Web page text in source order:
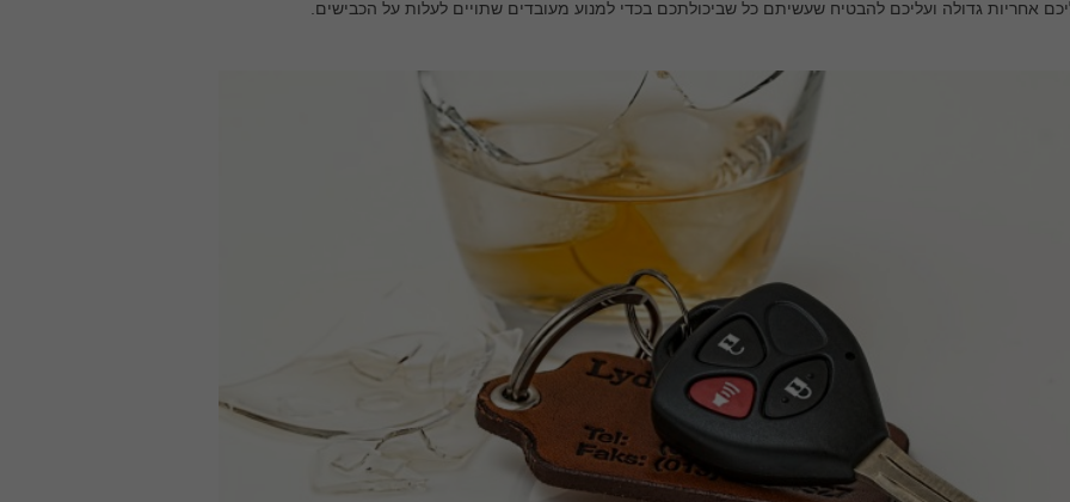
אחריות גדולה ועליכם להבטיח שעשיתם כל שביכולתכם בכדי למנוע מעובדים שתויים לעלות על הכבישים.